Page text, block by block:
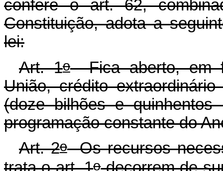
confere o art. 62,
Constituição, adota a
lei:
Art. 1oFica aberto, em
União, crédito
(doze bilhões e quinhentos
programação constante do
Art. 2oOs recursos
trata o art. 1odecorrem de